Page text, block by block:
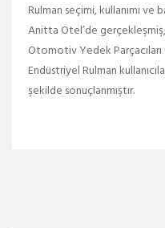
Rulman seçimi, kullanımı ve
Anitta Otel’de
Otomotiv Yedek
Endüstriyel Rulman
şekilde sonuçlanmıştır.